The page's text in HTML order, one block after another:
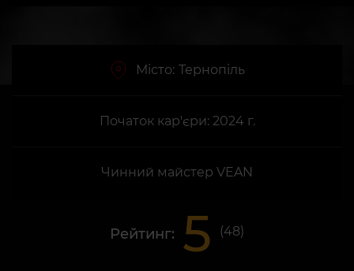
Місто: Тернопіль
Початок кар'єри: 2024 г.
Чинний майстер VEAN
Рейтинг: 5 (48)